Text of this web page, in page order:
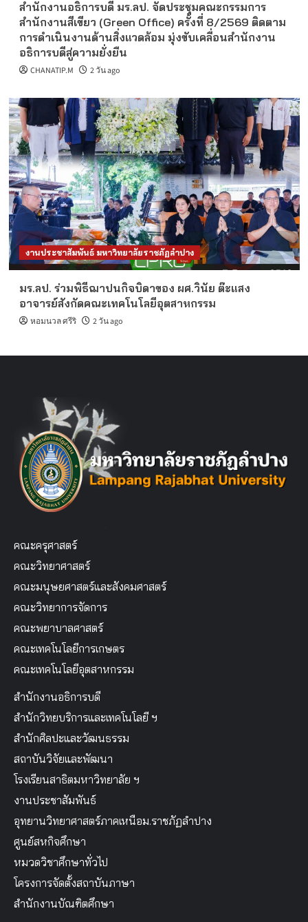
สำนักงานอธิการบดี มร.ลป. จัดประชุมคณะกรรมการ
สำนักงานสีเขียว (Green Office) ครั้งที่ 8/2569 ติดตาม
การดำเนินงานด้านสิ่งแวดล้อม มุ่งขับเคลื่อนสำนักงาน
อธิการบดีสู่ความยั่งยืน
CHANATIP.M 2 วัน ago
งานประชาสัมพันธ์ มหาวิทยาลัยราชภัฏลำปาง
มร.ลป. ร่วมพิธีฌาปนกิจบิดาของ ผศ.วินัย ต๊ะแสง
อาจารย์สังกัดคณะเทคโนโลยีอุตสาหกรรม
หอมนวล ศรีริ 2 วัน ago
คณะครุศาสตร์
คณะวิทยาศาสตร์
คณะมนุษยศาสตร์และสังคมศาสตร์
คณะวิทยาการจัดการ
คณะพยาบาลศาสตร์
คณะเทคโนโลยีการเกษตร
คณะเทคโนโลยีอุตสาหกรรม
สำนักงานอธิการบดี
สำนักวิทยบริการและเทคโนโลยี ฯ
สำนักศิลปะและวัฒนธรรม
สถาบันวิจัยและพัฒนา
โรงเรียนสาธิตมหาวิทยาลัย ฯ
งานประชาสัมพันธ์
อุทยานวิทยาศาสตร์ภาคเหนือม.ราชภัฏลำปาง
ศูนย์สหกิจศึกษา
หมวดวิชาศึกษาทั่วไป
โครงการจัดตั้งสถาบันภาษา
สำนักงานบัณฑิตศึกษา